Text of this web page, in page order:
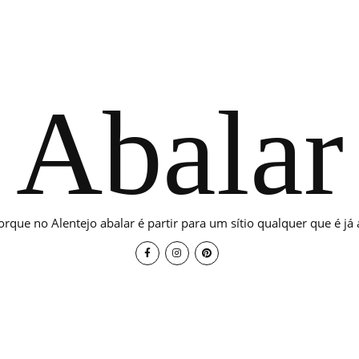
Abalar
no Alentejo abalar é partir para um sítio qualquer que é já